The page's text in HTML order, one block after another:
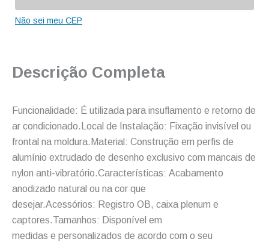
Não sei meu CEP
Descrição Completa
Funcionalidade: É utilizada para insuflamento e retorno de
ar condicionado.Local de Instalação: Fixação invisível ou
frontal na moldura.Material: Construção em perfis de
alumínio extrudado de desenho exclusivo com mancais de
nylon anti-vibratório.Características: Acabamento
anodizado natural ou na cor que
desejar.Acessórios: Registro OB, caixa plenum e
captores.Tamanhos: Disponível em
medidas e personalizados de acordo com o seu